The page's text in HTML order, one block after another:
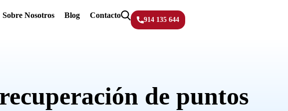
Sobre Nosotros Blog Contacto
914 135 644
de puntos